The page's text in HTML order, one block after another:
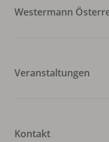
Westermann
Veranstaltungen
Kontakt